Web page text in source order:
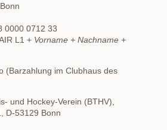
0000 0712 33
L1 + Vorname + Nachname +
(Barzahlung im Clubhaus des
und Hockey-Verein (BTHV),
D-53129 Bonn